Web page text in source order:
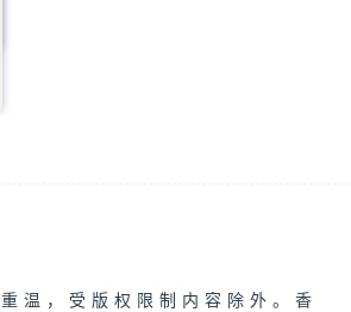
温，受版权限制内容除外。香